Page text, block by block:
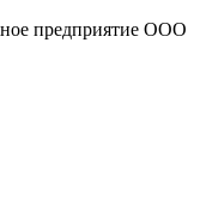
предприятие ООО